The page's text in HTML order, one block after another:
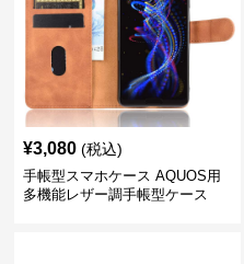
¥3,080 (税込)
手帳型スマホケース AQUOS用
多機能レザー調手帳型ケース